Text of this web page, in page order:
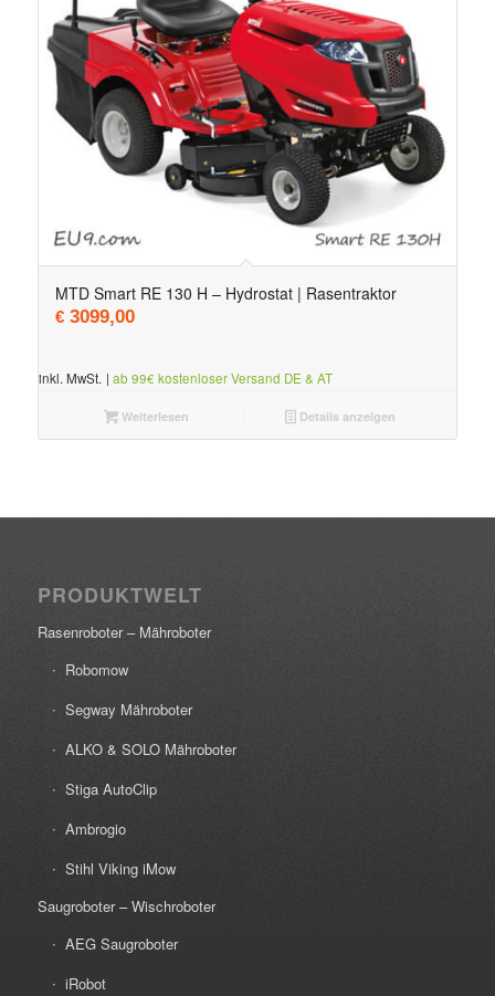
MTD Smart RE 130 H – Hydrostat | Rasentraktor
€3099,00
inkl. MwSt. | ab 99€ kostenloser Versand DE & AT
Weiterlesen Details anzeigen
PRODUKTWELT
Rasenroboter – Mähroboter
Robomow
Segway Mähroboter
ALKO & SOLO Mähroboter
Stiga AutoClip
Ambrogio
Stihl Viking iMow
Saugroboter – Wischroboter
AEG Saugroboter
iRobot